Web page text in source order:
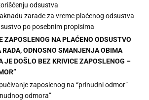
odsustva
zarade za vreme plaćenog odsustva
po posebnim propisima
ZAPOSLENOG NA PLAĆENO ODSUSTVO
RADA, ODNOSNO SMANJENJA OBIMA
JE DOŠLO BEZ KRIVICE ZAPOSLENOG –
zaposlenog na “prinudni odmor”
odmora”